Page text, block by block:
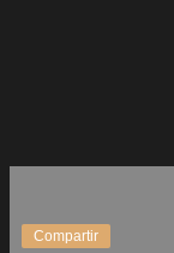
Compartir